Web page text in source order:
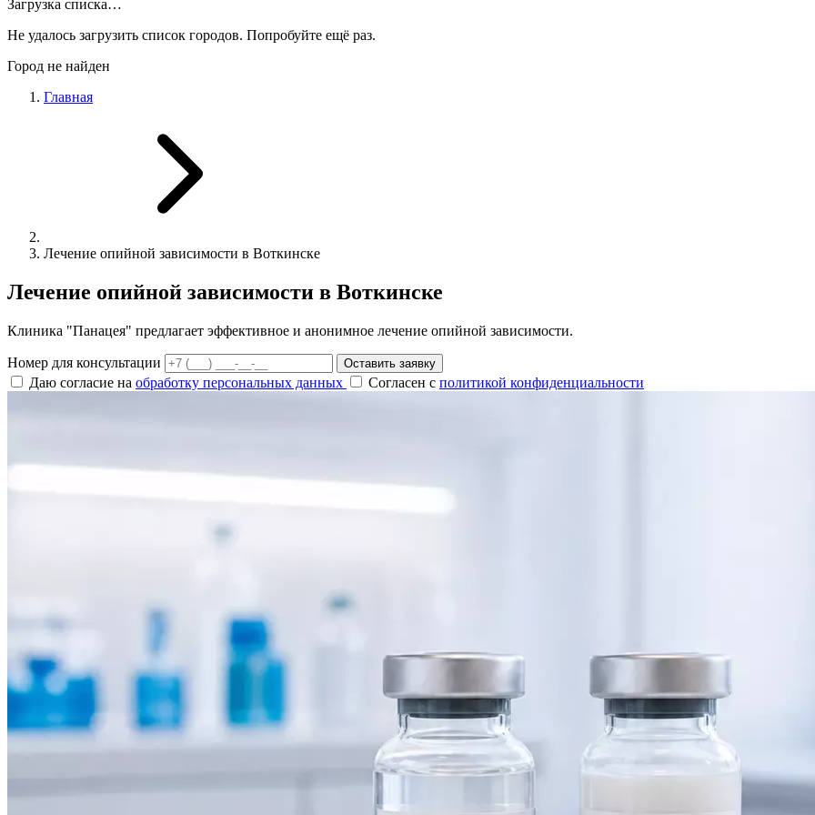
Загрузка списка…
Не удалось загрузить список городов. Попробуйте ещё раз.
Город не найден
Главная
Лечение опийной зависимости в Воткинске
Лечение опийной зависимости в Воткинске
Клиника "Панацея" предлагает эффективное и анонимное лечение опийной зависимости.
Номер для консультации Оставить заявку
Даю согласие на обработку персональных данных Согласен с политикой конфиденциальности